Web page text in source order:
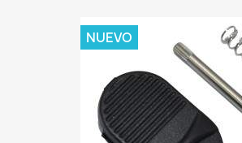
NUEVO